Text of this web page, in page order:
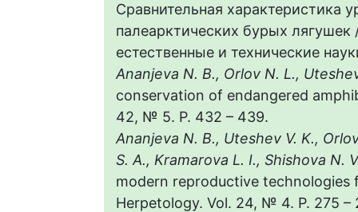
Сравнительная характеристика
палеарктических бурых
естественные и технические
Ananjeva N. B., Orlov N. L.,
conservation of endangered
42, № 5. P. 432 – 439.
Ananjeva N. B., Uteshev V. K.,
S. A., Kramarova L. I., Shishova N.
modern reproductive technologies
Herpetology. Vol. 24, № 4. P. 275 –